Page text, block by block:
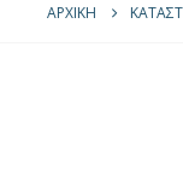
ΑΡΧΙΚΉ